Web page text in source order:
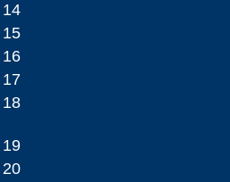
14
15
16
17
18
19
20